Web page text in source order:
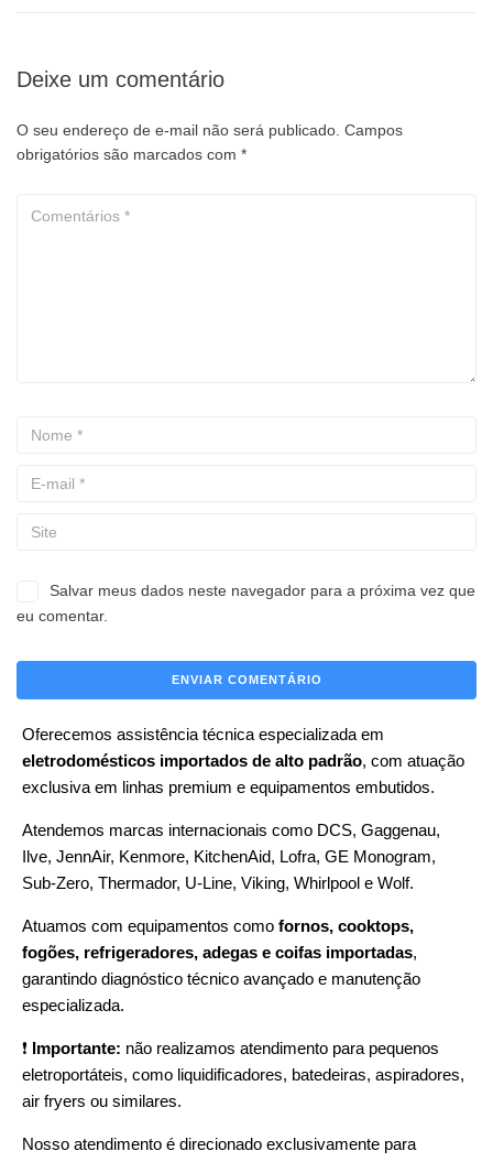
Deixe um comentário
O seu endereço de e-mail não será publicado. Campos
obrigatórios são marcados com *
Salvar meus dados neste navegador para a próxima vez que
eu comentar.
Oferecemos assistência técnica especializada em
eletrodomésticos importados de alto padrão, com atuação
exclusiva em linhas premium e equipamentos embutidos.
Atendemos marcas internacionais como DCS, Gaggenau,
Ilve, JennAir, Kenmore, KitchenAid, Lofra, GE Monogram,
Sub-Zero, Thermador, U-Line, Viking, Whirlpool e Wolf.
Atuamos com equipamentos como fornos, cooktops,
fogões, refrigeradores, adegas e coifas importadas,
garantindo diagnóstico técnico avançado e manutenção
especializada.
❗ Importante: não realizamos atendimento para pequenos
eletroportáteis, como liquidificadores, batedeiras, aspiradores,
air fryers ou similares.
Nosso atendimento é direcionado exclusivamente para